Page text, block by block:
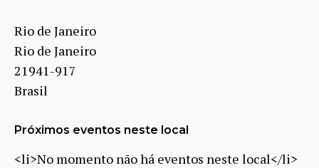
Rio de Janeiro
Rio de Janeiro
21941-917
Brasil
Próximos eventos neste local
<li>No momento não há eventos neste local</li>